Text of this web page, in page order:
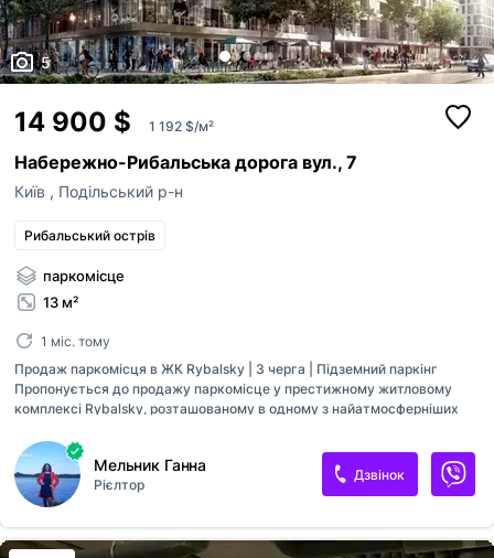
5
14 900 $ 1 192 $/м²
Набережно-Рибальська дорога вул., 7
Київ , Подільський р-н
Рибальський острів
паркомісце
13 м²
1 міс. тому
Продаж паркомісця в ЖК Rybalsky | 3 черга | Підземний паркінг
Пропонується до продажу паркомісце у престижному житловому
комплексі Rybalsky, розташованому в одному з найатмосферніших
ідеальне рішення для тих, хто цінує комфорт, безпеку та статус.
Характеристики: Площа: 12,5 м² Формат: підземний паркінг Черга: 3
(фінальна стадія будівництва) Тип: новобудова Переваги: ✔️
Преміальний житловий комплекс із сучасною архітектурою ✔️
Дворівневий підземний паркінг — двір без авто ✔️ Зручний заїзд та
продумане планування ✔️ Безпека та комфорт зберігання автомобіля
Мельник Ганна
Рієлтор
Дзвінок